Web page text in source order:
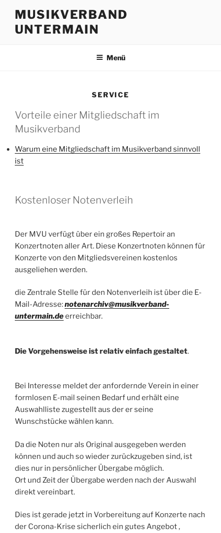
Inhalt
springen
MUSIKVERBAND
UNTERMAIN
Menü
SERVICE
Vorteile einer Mitgliedschaft im
Musikverband
Warum eine Mitgliedschaft im Musikverband sinnvoll
ist
Kostenloser Notenverleih
Der MVU verfügt über ein großes Repertoir an
Konzertnoten aller Art. Diese Konzertnoten können für
Konzerte von den Mitgliedsvereinen kostenlos
ausgeliehen werden.
die Zentrale Stelle für den Notenverleih ist über die E-
Mail-Adresse:notenarchiv@musikverband-
untermain.deerreichbar.
Die Vorgehensweise ist relativ einfach gestaltet.
Bei Interesse meldet der anfordernde Verein in einer
formlosen E-mail seinen Bedarf und erhält eine
Auswahlliste zugestellt aus der er seine
Wunschstücke wählen kann.
Da die Noten nur als Original ausgegeben werden
können und auch so wieder zurückzugeben sind, ist
dies nur in persönlicher Übergabe möglich.
Ort und Zeit der Übergabe werden nach der Auswahl
direkt vereinbart.
Dies ist gerade jetzt in Vorbereitung auf Konzerte nach
der Corona-Krise sicherlich ein gutes Angebot ,